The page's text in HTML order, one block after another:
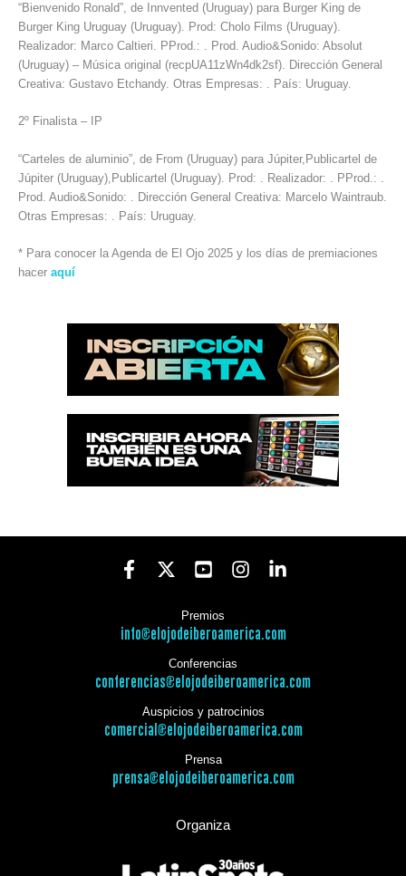
“Bienvenido Ronald”, de Innvented (Uruguay) para Burger King de
Burger King Uruguay (Uruguay). Prod: Cholo Films (Uruguay).
Realizador: Marco Caltieri. PProd.: . Prod. Audio&Sonido: Absolut
(Uruguay) – Música original (recpUA11zWn4dk2sf). Dirección General
Creativa: Gustavo Etchandy. Otras Empresas: . País: Uruguay.
2º Finalista – IP
“Carteles de aluminio”, de From (Uruguay) para Júpiter,Publicartel de
Júpiter (Uruguay),Publicartel (Uruguay). Prod: . Realizador: . PProd.: .
Prod. Audio&Sonido: . Dirección General Creativa: Marcelo Waintraub.
Otras Empresas: . País: Uruguay.
* Para conocer la Agenda de El Ojo 2025 y los días de premiaciones
hacer aquí
Premios
info@elojodeiberoamerica.com
Conferencias
conferencias@elojodeiberoamerica.com
Auspicios y patrocinios
comercial@elojodeiberoamerica.com
Prensa
prensa@elojodeiberoamerica.com
Organiza